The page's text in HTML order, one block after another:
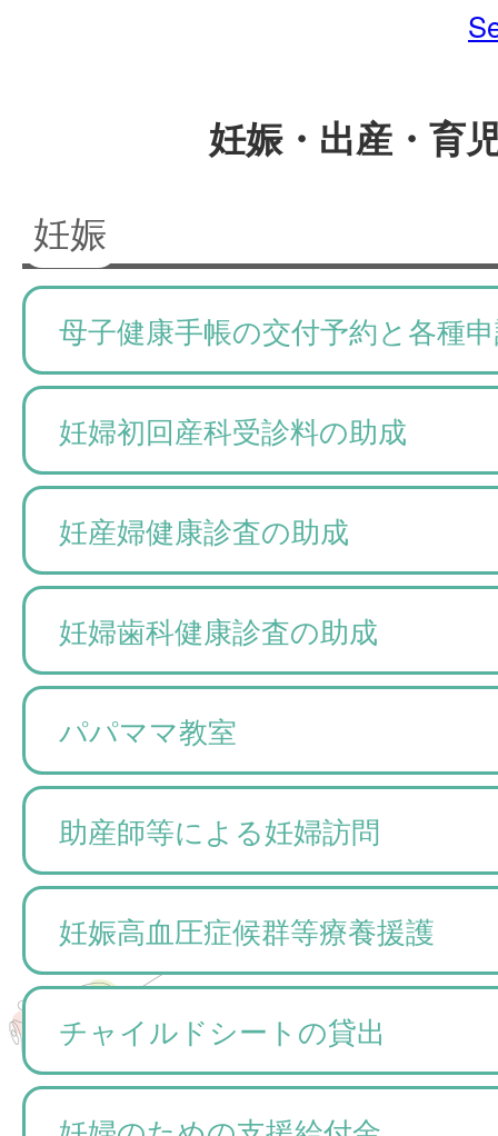
妊娠・出産・育
妊娠
母子健康手帳の交付予約と各種
妊婦初回産科受診料の助成
妊産婦健康診査の助成
妊婦歯科健康診査の助成
パパママ教室
助産師等による妊婦訪問
妊娠高血圧症候群等療養援護
チャイルドシートの貸出